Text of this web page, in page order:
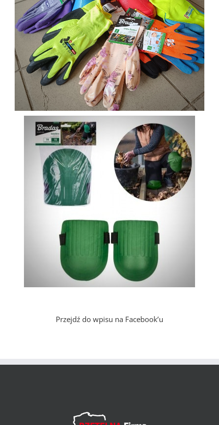
Przejdź do wpisu na Facebook’u